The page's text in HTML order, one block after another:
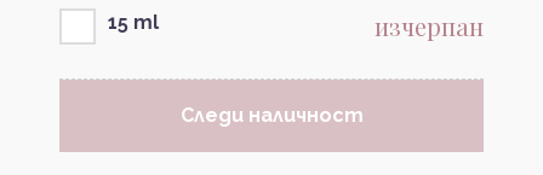
15 ml изчерпан
Следи наличност